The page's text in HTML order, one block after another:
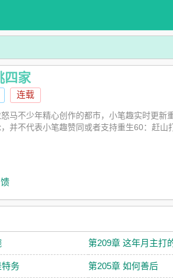
四家
连载
马不少年精心创作的都市，小笔趣实时更
并不代表小笔趣赞同或者支持重生60：赶山
第209章 这年月主打
务 第205章 如何善后